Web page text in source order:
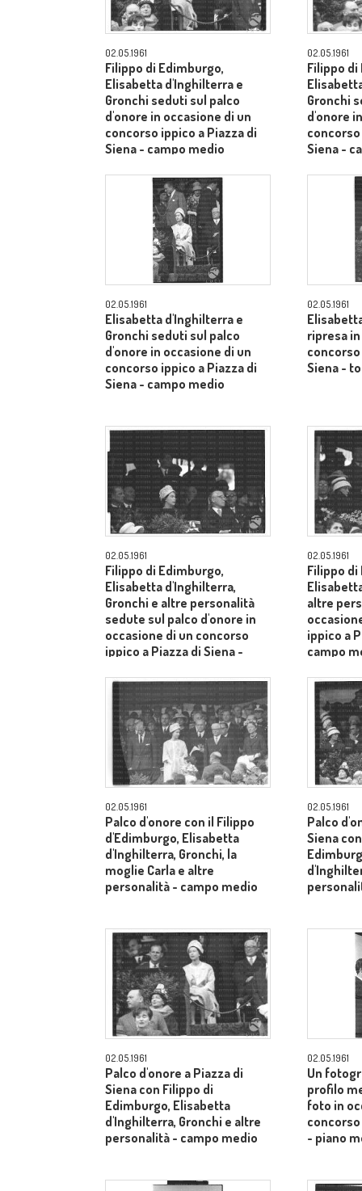
02.05.1961
Filippo di Edimburgo,
Elisabetta d'Inghilterra e
Gronchi seduti sul palco
d'onore in occasione di un
concorso ippico a Piazza di
Siena - campo medio
02.05.1961
Filippo di
Gronchi
d'onore
Siena -
02.05.1961
Elisabetta d'Inghilterra e
Gronchi seduti sul palco
d'onore in occasione di un
concorso ippico a Piazza di
Siena - campo medio
02.05.1961
ripresa
Siena -
02.05.1961
Filippo di Edimburgo,
Elisabetta d'Inghilterra,
Gronchi e altre personalità
sedute sul palco d'onore in
occasione di un concorso
ippico a Piazza di Siena -
02.05.1961
Filippo di
altre
ippico a
campo
02.05.1961
Palco d'onore con il Filippo
d'Edimburgo, Elisabetta
d'Inghilterra, Gronchi, la
moglie Carla e altre
personalità - campo medio
02.05.1961
Palco
Siena
02.05.1961
Palco d'onore a Piazza di
Siena con Filippo di
Edimburgo, Elisabetta
d'Inghilterra, Gronchi e altre
personalità - campo medio
02.05.1961
Un
profilo
foto in
- piano